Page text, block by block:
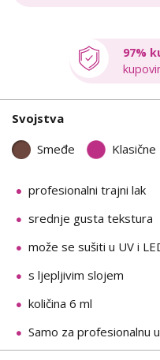
97%
Svojstva
Smeđe Klasične
profesionalni trajni lak
srednje gusta tekstura
može se sušiti u UV i
s ljepljivim slojem
količina 6 ml
Samo za profesionalnu